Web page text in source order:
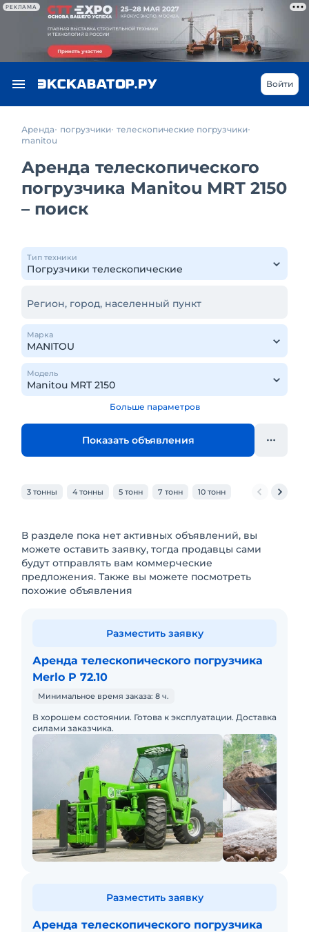
РЕКЛАМА
Войти
Аренда погрузчики телескопические погрузчики
manitou
Аренда телескопического
погрузчика Manitou MRT 2150
– поиск
Тип техники
Регион, город, населенный пункт
Марка
Модель
Больше параметров
Показать объявления
3 тонны 4 тонны 5 тонн 7 тонн 10 тонн
В разделе пока нет активных объявлений, вы
можете оставить заявку, тогда продавцы сами
будут отправлять вам коммерческие
предложения. Также вы можете посмотреть
похожие объявления
Аренда телескопического погрузчика
Merlo P 72.10
Минимальное время заказа: 8 ч.
В хорошем состоянии. Готова к эксплуатации. Доставка
силами заказчика.
Разместить заявку
Аренда телескопического погрузчика
Разместить заявку